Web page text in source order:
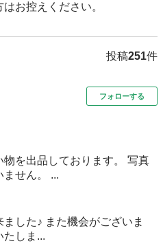
お控えください。
投稿251件
フォローする
を出品しております。 写真
せん。 ...
した♪ また機会がございま
たしま...